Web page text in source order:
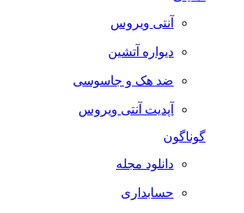
آنتی ویروس
دیواره آتشین
ضد هک و جاسوسی
آپدیت آنتی ویروس
گوناگون
دانلود مجله
حسابداری